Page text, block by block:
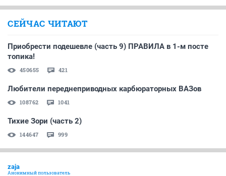
СЕЙЧАС ЧИТАЮТ
Приобрести подешевле (часть 9) ПРАВИЛА в 1-м посте
топика!
450655 421
Любители переднеприводных карбюраторных ВАЗов
108762 1041
Тихие Зори (часть 2)
144647 999
zaja
Анонимный пользователь